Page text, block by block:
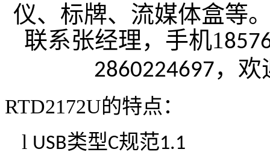
仪、标牌、流媒体盒等
联系张经理，手机1
2860224697，欢
RTD2172U的特点：
l USB类型C规范1.1